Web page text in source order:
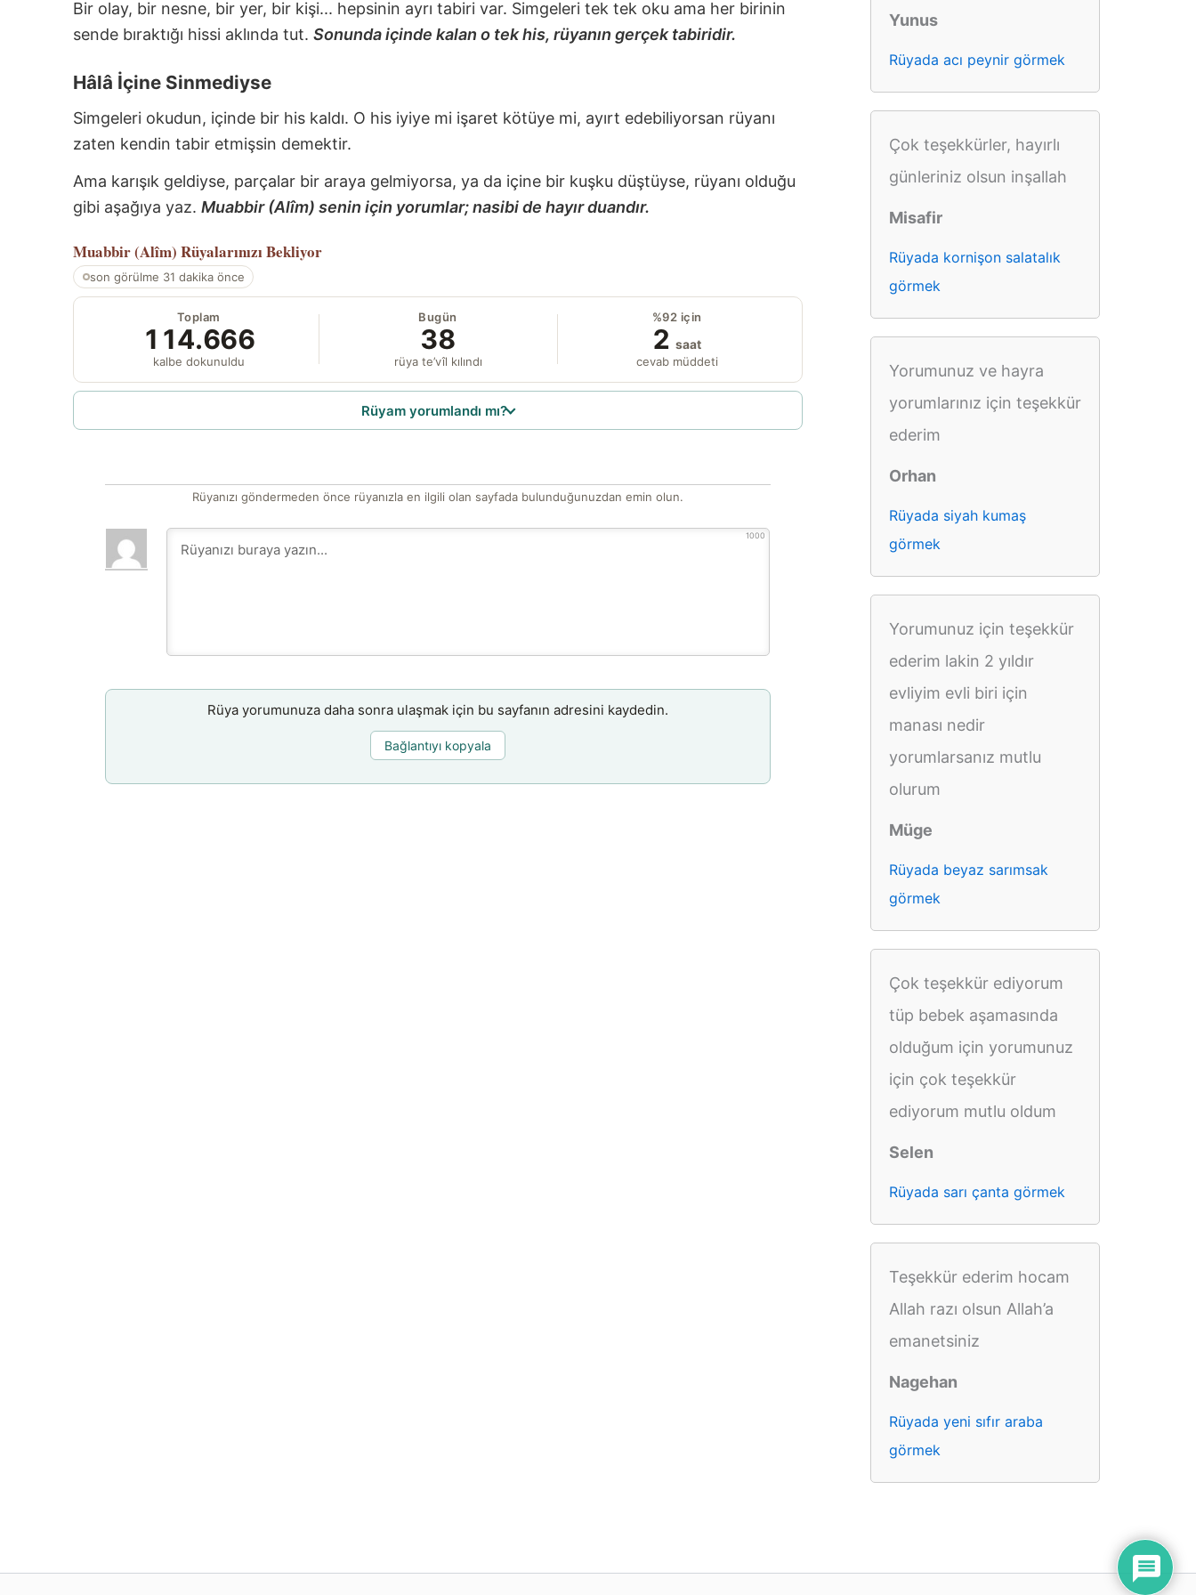
Bir olay, bir nesne, bir yer, bir kişi... hepsinin ayrı tabiri var. Simgeleri tek tek oku ama her birinin
sende bıraktığı hissi aklında tut. Sonunda içinde kalan o tek his, rüyanın gerçek tabiridir.
Hâlâ İçine Sinmediyse
Simgeleri okudun, içinde bir his kaldı. O his iyiye mi işaret kötüye mi, ayırt edebiliyorsan rüyanı
zaten kendin tabir etmişsin demektir.
Ama karışık geldiyse, parçalar bir araya gelmiyorsa, ya da içine bir kuşku düştüyse, rüyanı olduğu
gibi aşağıya yaz. Muabbir (Alîm) senin için yorumlar; nasibi de hayır duandır.
Muabbir (Alîm) Rüyalarınızı Bekliyor
son görülme 31 dakika önce
Toplam
114.666
kalbe dokunuldu
Bugün
38
rüya te’vîl kılındı
%92 için
2 saat
cevab müddeti
Rüyam yorumlandı mı?
Rüyanızı göndermeden önce rüyanızla en ilgili olan sayfada bulunduğunuzdan emin olun.
1000
Rüya yorumunuza daha sonra ulaşmak için bu sayfanın adresini kaydedin.
Bağlantıyı kopyala
Yunus
Rüyada acı peynir görmek
Çok teşekkürler, hayırlı
günleriniz olsun inşallah
Misafir
Rüyada kornişon salatalık
görmek
Yorumunuz ve hayra
yorumlarınız için teşekkür
ederim
Orhan
Rüyada siyah kumaş
görmek
Yorumunuz için teşekkür
ederim lakin 2 yıldır
evliyim evli biri için
manası nedir
yorumlarsanız mutlu
olurum
Müge
Rüyada beyaz sarımsak
görmek
Çok teşekkür ediyorum
tüp bebek aşamasında
olduğum için yorumunuz
için çok teşekkür
ediyorum mutlu oldum
Selen
Rüyada sarı çanta görmek
Teşekkür ederim hocam
Allah razı olsun Allah’a
emanetsiniz
Nagehan
Rüyada yeni sıfır araba
görmek